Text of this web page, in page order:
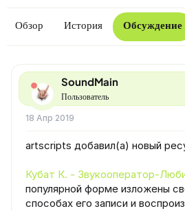
р
т
м
н
а
ч
а
а
Обзор История Обсуждение
SoundMain
Пользователь
18 Апр 2019
artscripts добавил(а) новый
Кубат К. - Звукооператор-
популярной форме изложены
способах его записи и